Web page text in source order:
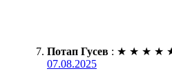
Потап Гусев : ★ ★ ★ ★
07.08.2025